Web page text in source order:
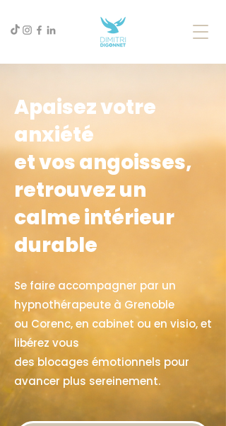
Apaisez votre
anxiété
et vos angoisses,
retrouvez un
calme intérieur
durable
Se faire accompagner par un
hypnothérapeute à Grenoble
ou Corenc,en cabinet ou en visio, et
libérez vous
des blocages émotionnels pour
avancer plus sereinement.